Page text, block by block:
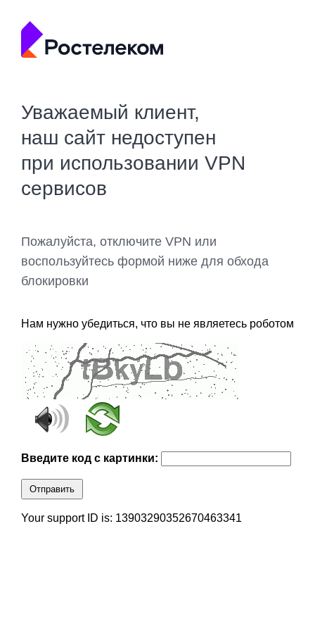
Уважаемый клиент,
наш сайт недоступен
при использовании VPN
сервисов
Пожалуйста, отключите VPN или
воспользуйтесь формой ниже для обхода
блокировки
Нам нужно убедиться, что вы не являетесь роботом
Введите код с картинки:
Отправить
Your support ID is: 13903290352670463341